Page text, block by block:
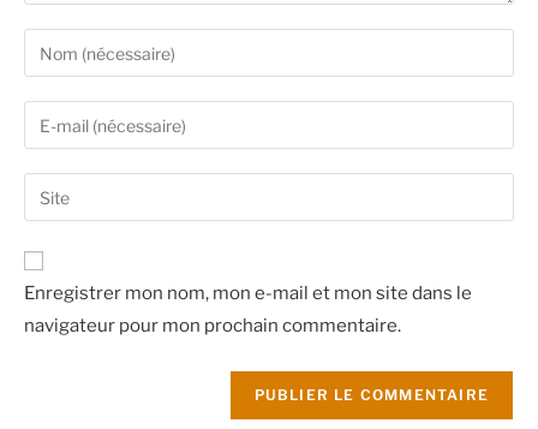
Enregistrer mon nom, mon e-mail et mon site dans le
navigateur pour mon prochain commentaire.